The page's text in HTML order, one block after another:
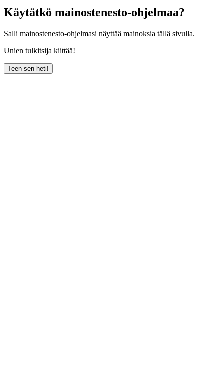
Käytätkö mainostenesto-ohjelmaa?
Salli mainostenesto-ohjelmasi näyttää mainoksia tällä sivulla.
Unien tulkitsija kiittää!
Teen sen heti!